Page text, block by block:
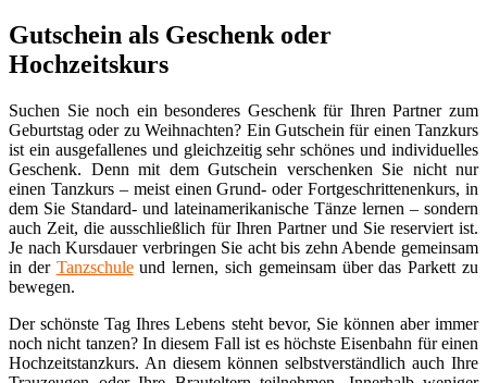
Gutschein als Geschenk oder
Hochzeitskurs
Suchen Sie noch ein besonderes Geschenk für Ihren Partner zum
Geburtstag oder zu Weihnachten? Ein Gutschein für einen Tanzkurs
ist ein ausgefallenes und gleichzeitig sehr schönes und individuelles
Geschenk. Denn mit dem Gutschein verschenken Sie nicht nur
einen Tanzkurs – meist einen Grund- oder Fortgeschrittenenkurs, in
dem Sie Standard- und lateinamerikanische Tänze lernen – sondern
auch Zeit, die ausschließlich für Ihren Partner und Sie reserviert ist.
Je nach Kursdauer verbringen Sie acht bis zehn Abende gemeinsam
in der Tanzschuleund lernen, sich gemeinsam über das Parkett zu
bewegen.
Der schönste Tag Ihres Lebens steht bevor, Sie können aber immer
noch nicht tanzen? In diesem Fall ist es höchste Eisenbahn für einen
Hochzeitstanzkurs. An diesem können selbstverständlich auch Ihre